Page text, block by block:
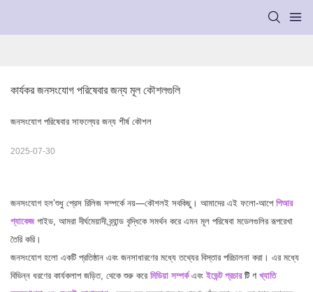
কার্যকর জনসংযোগ পরিষেবার জন্য মূল কৌশলগুলি
জনসংযোগ পরিষেবার সাফল্যের জন্য শীর্ষ কৌশল
2025-07-30
জনসংযোগ হল’শুধু প্রেস রিলিজ সম্পর্কে নয়—কৌশলই সবকিছু। আমাদের এই ফলো-আপে পিআর
প্যাকেজ গাইড, আমরা দীর্ঘমেয়াদী ব্র্যান্ড বৃদ্ধিকে সমর্থন করে এমন মূল পরিষেবা মডেলগুলির রূপরেখা
তৈরি করি।
জনসংযোগ হলো একটি প্রতিষ্ঠান এবং জনসাধারণের মধ্যে তথ্যের বিস্তার পরিচালনা করা। এর মধ্যে
বিভিন্ন ধরণের কার্যকলাপ জড়িত, থেকে শুরু করে মিডিয়া সম্পর্ক এবং ইভেন্ট প্রচার টি ণ খ্যাতি